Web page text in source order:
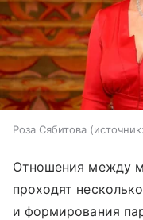
Роза Сябитова источник:
Отношения между
проходят
и формирования